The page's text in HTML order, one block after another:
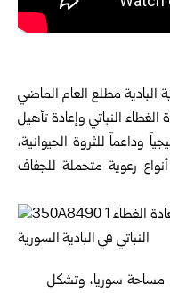
البادية مطلع العام الماضي
النباتي وإعادة تأهيل
وداعماً للثروة الحيوانية،
رعوية متحملة للجفاف
أكثر من 55 % من مساحة سوريا، وتشكل